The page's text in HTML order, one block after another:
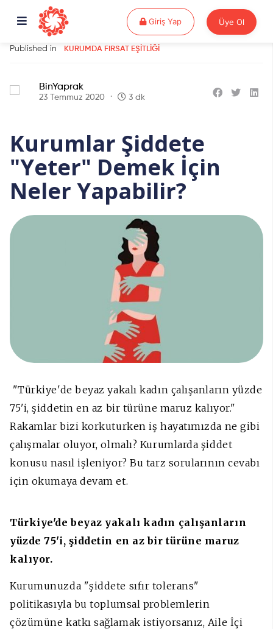
Giriş YapGiriş Yap Üye Ol
Published in KURUMDA FIRSAT EŞITLIĞI
BinYaprak
23 Temmuz 2020 3 dk
Kurumlar Şiddete
"Yeter" Demek İçin
Neler Yapabilir?
"Türkiye'de beyaz yakalı kadın çalışanların yüzde
75'i, şiddetin en az bir türüne maruz kalıyor."
Rakamlar bizi korkuturken iş hayatımızda ne gibi
çalışmalar oluyor, olmalı? Kurumlarda şiddet
konusu nasıl işleniyor? Bu tarz sorularının cevabı
için okumaya devam et.
Türkiye'de beyaz yakalı kadın çalışanların
yüzde 75'i, şiddetin en az bir türüne maruz
kalıyor.
Kurumunuzda "şiddete sıfır tolerans"
politikasıyla bu toplumsal problemlerin
çözümüne katkı sağlamak istiyorsanız, Aile İçi